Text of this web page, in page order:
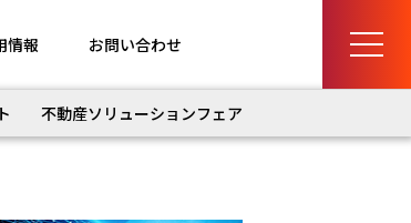
情報 お問い合わせ
不動産ソリューションフェア